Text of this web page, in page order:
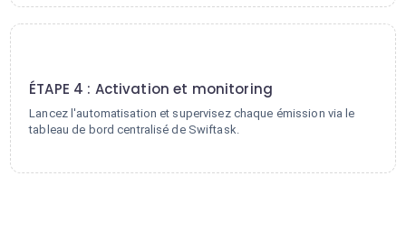
ÉTAPE 4 : Activation et monitoring
Lancez l'automatisation et supervisez chaque émission via le
tableau de bord centralisé de Swiftask.